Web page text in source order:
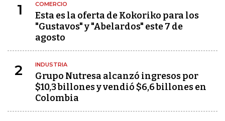
1 COMERCIO
Esta es la oferta de Kokoriko para los
"Gustavos" y "Abelardos" este 7 de
agosto
2 INDUSTRIA
Grupo Nutresa alcanzó ingresos por
$10,3 billones y vendió $6,6 billones en
Colombia